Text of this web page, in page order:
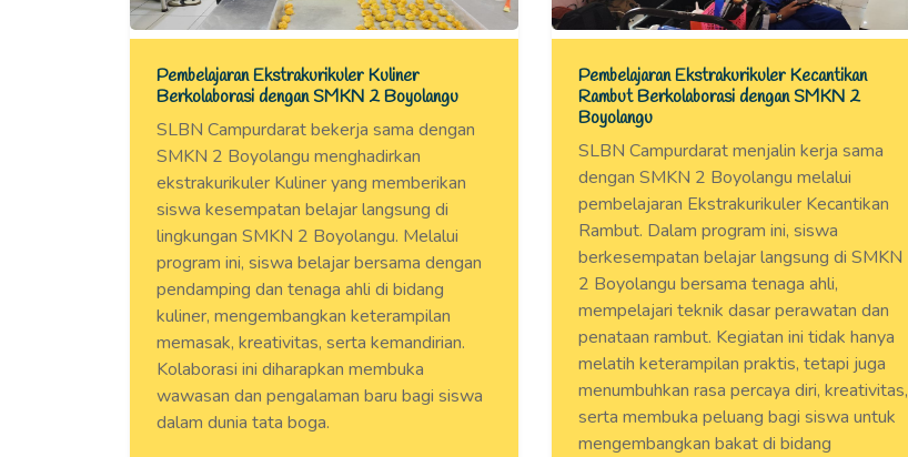
Pembelajaran Ekstrakurikuler Kuliner
Berkolaborasi dengan SMKN 2 Boyolangu
SLBN Campurdarat bekerja sama dengan
SMKN 2 Boyolangu menghadirkan
ekstrakurikuler Kuliner yang memberikan
siswa kesempatan belajar langsung di
lingkungan SMKN 2 Boyolangu. Melalui
program ini, siswa belajar bersama dengan
pendamping dan tenaga ahli di bidang
kuliner, mengembangkan keterampilan
memasak, kreativitas, serta kemandirian.
Kolaborasi ini diharapkan membuka
wawasan dan pengalaman baru bagi siswa
dalam dunia tata boga.
Pembelajaran Ekstrakurikuler Kecantikan
Rambut Berkolaborasi dengan SMKN 2
Boyolangu
SLBN Campurdarat menjalin kerja sama
dengan SMKN 2 Boyolangu melalui
pembelajaran Ekstrakurikuler Kecantikan
Rambut. Dalam program ini, siswa
berkesempatan belajar langsung di SMKN
2 Boyolangu bersama tenaga ahli,
mempelajari teknik dasar perawatan dan
penataan rambut. Kegiatan ini tidak hanya
melatih keterampilan praktis, tetapi juga
menumbuhkan rasa percaya diri, kreativitas,
serta membuka peluang bagi siswa untuk
mengembangkan bakat di bidang